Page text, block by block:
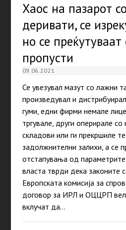
Хаос на пазарот
деривати, се
но се
пропусти
09.06.2021
Се увезувал мазут со лажни
произведувал и
гуми, едни фирми немале
тргувале, други оперирале
складови или ги прекршиле
задолжнителни залихи, а се
отстапувања од
власта тврди дека законите
Европската комисија за
договор за ИРЛ и ОЦЦРП
вклучат да…